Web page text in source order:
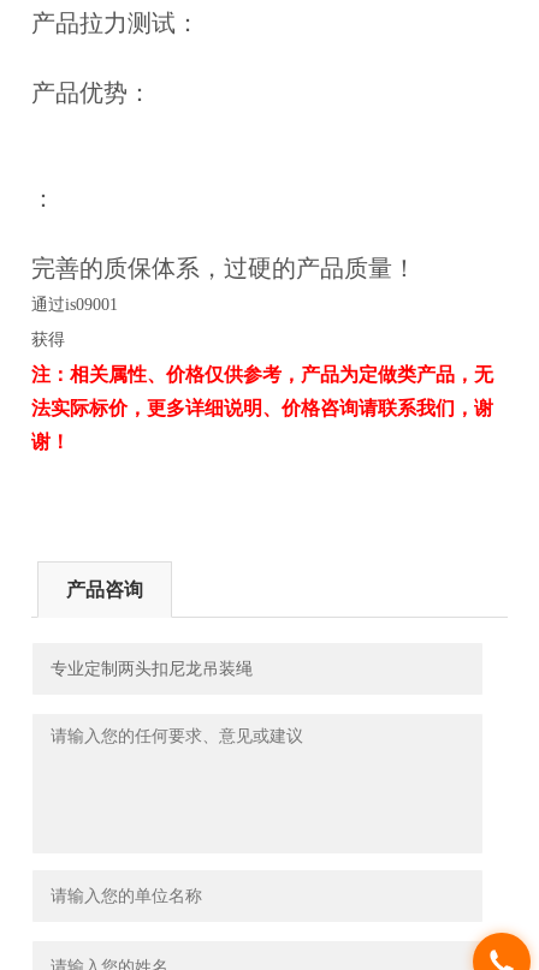
产品拉力测试：
产品优势：
：
完善的质保体系，过硬的产品质量！
通过is09001
获得
注：相关属性、价格仅供参考，产品为定做类产品，无
法实际标价，更多详细说明、价格咨询请联系我们，谢
谢！
产品咨询